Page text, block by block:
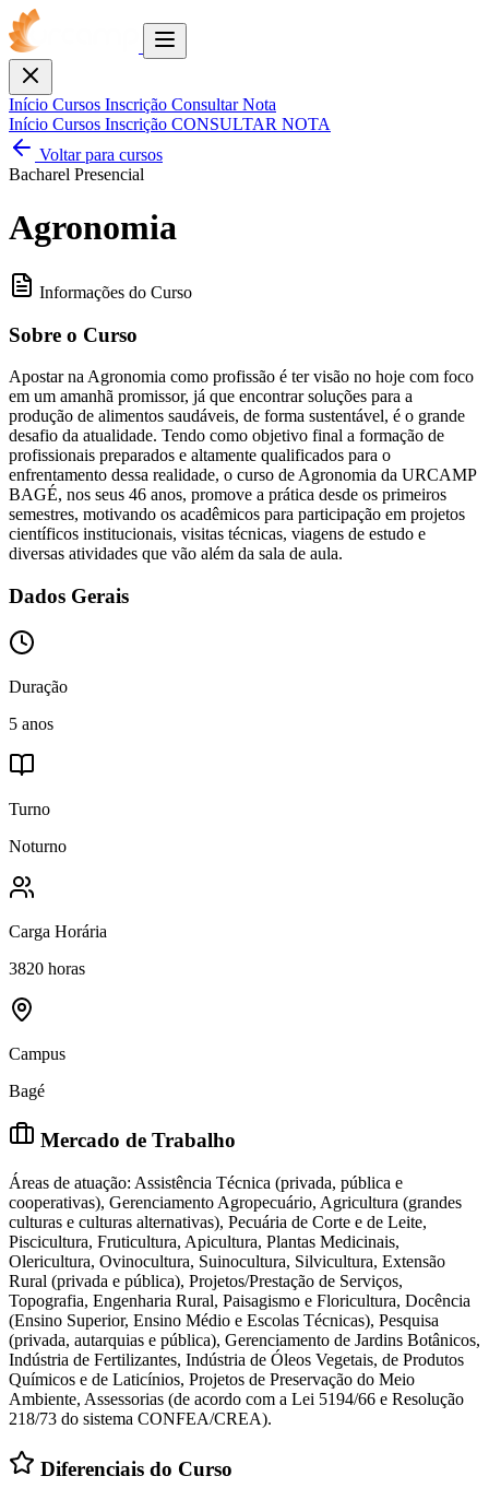
Toggle
Fechar
Início Cursos Inscrição Consultar Nota
Início Cursos Inscrição CONSULTAR NOTA
Voltar para cursos
Bacharel Presencial
Agronomia
Informações do Curso
Sobre o Curso
Apostar na Agronomia como profissão é ter visão no hoje com foco
em um amanhã promissor, já que encontrar soluções para a
produção de alimentos saudáveis, de forma sustentável, é o grande
desafio da atualidade. Tendo como objetivo final a formação de
profissionais preparados e altamente qualificados para o
enfrentamento dessa realidade, o curso de Agronomia da URCAMP
BAGÉ, nos seus 46 anos, promove a prática desde os primeiros
semestres, motivando os acadêmicos para participação em projetos
científicos institucionais, visitas técnicas, viagens de estudo e
diversas atividades que vão além da sala de aula.
Dados Gerais
Duração
5 anos
Turno
Noturno
Carga Horária
3820 horas
Campus
Bagé
Mercado de Trabalho
Áreas de atuação: Assistência Técnica (privada, pública e
cooperativas), Gerenciamento Agropecuário, Agricultura (grandes
culturas e culturas alternativas), Pecuária de Corte e de Leite,
Piscicultura, Fruticultura, Apicultura, Plantas Medicinais,
Olericultura, Ovinocultura, Suinocultura, Silvicultura, Extensão
Rural (privada e pública), Projetos/Prestação de Serviços,
Topografia, Engenharia Rural, Paisagismo e Floricultura, Docência
(Ensino Superior, Ensino Médio e Escolas Técnicas), Pesquisa
(privada, autarquias e pública), Gerenciamento de Jardins Botânicos,
Indústria de Fertilizantes, Indústria de Óleos Vegetais, de Produtos
Químicos e de Laticínios, Projetos de Preservação do Meio
Ambiente, Assessorias (de acordo com a Lei 5194/66 e Resolução
218/73 do sistema CONFEA/CREA).
Diferenciais do Curso